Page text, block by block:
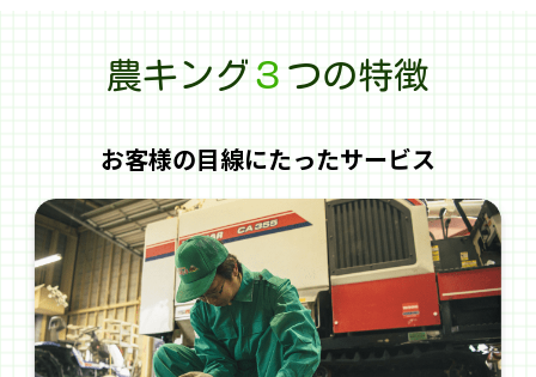
アトム農機 麻場（アサバ）
有光（アリミツ） エムケー精工
農キング ３ つの特徴
お客様の目線にたったサービス